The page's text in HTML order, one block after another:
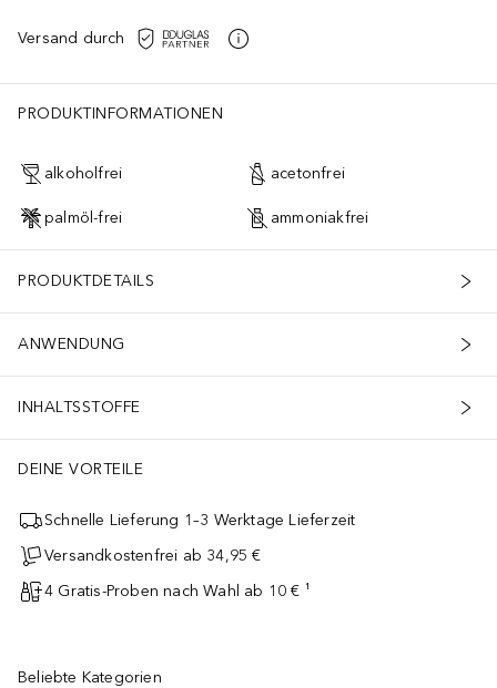
Versand durch
PRODUKTINFORMATIONEN
alkoholfrei acetonfrei
palmöl-frei ammoniakfrei
PRODUKTDETAILS
ANWENDUNG
INHALTSSTOFFE
DEINE VORTEILE
Schnelle Lieferung 1–3 Werktage Lieferzeit
Versandkostenfrei ab 34,95 €
4 Gratis-Proben nach Wahl ab 10 € ¹
Beliebte Kategorien